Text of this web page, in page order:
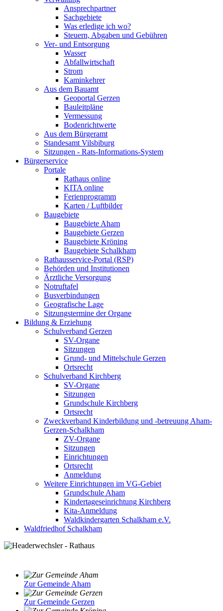
Ansprechpartner
Sachgebiete
Was erledige ich wo?
Steuern, Abgaben und Gebühren
Ver- und Entsorgung
Wasser
Abfallwirtschaft
Strom
Kaminkehrer
Aus dem Bauamt
Geoportal Gerzen
Bauleitpläne
Vermessung
Bodenrichtwerte
Aus dem Bürgeramt
Standesamt Vilsbiburg
Sitzungen - Rats-Informations-System
Bürgerservice
Portale
Rathaus online
KITA online
Ferienprogramm
Karten / Luftbilder
Baugebiete
Baugebiete Aham
Baugebiete Gerzen
Baugebiete Kröning
Baugebiete Schalkham
Rathausservice-Portal (RSP)
Behörden und Institutionen
Ärztliche Versorgung
Notruftafel
Busverbindungen
Geografische Lage
Sitzungstermine der Organe
Bildung & Erziehung
Schulverband Gerzen
SV-Organe
Sitzungen
Grund- und Mittelschule Gerzen
Ortsrecht
Schulverband Kirchberg
SV-Organe
Sitzungen
Grundschule Kirchberg
Ortsrecht
Zweckverband Kinderbildung und -betreuung Aham-
Gerzen-Schalkham
ZV-Organe
Sitzungen
Einrichtungen
Ortsrecht
Anmeldung
Weitere Einrichtungen im VG-Gebiet
Grundschule Aham
Kindertageseinrichtung Kirchberg
Kita-Anmeldung
Waldkindergarten Schalkham e.V.
Waldfriedhof Schalkham
Zur Gemeinde Aham
Zur Gemeinde Gerzen